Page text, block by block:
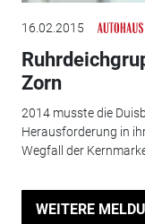
16.02.2015
Zorn
2014 musste die
Herausforderung in
Wegfall der
WEITERE